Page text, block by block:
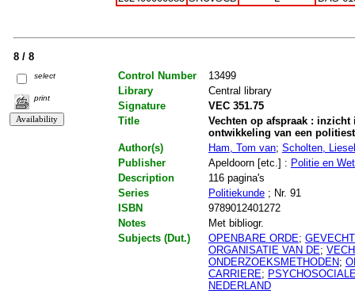
8 / 8
select
print
Control Number
13499
Library
Central library
Signature
VEC 351.75
Title
Vechten op afspraak :
ontwikkeling van een
Author(s)
Ham, Tom van; Scholten,
Publisher
Apeldoorn [etc.] : Politie en
Description
116 pagina's
Series
Politiekunde; Nr. 91
ISBN
9789012401272
Notes
Met bibliogr.
Subjects (Dut.)
OPENBARE ORDE;
ORGANISATIE VAN DE;
ONDERZOEKSMETHODEN;
CARRIERE;
NEDERLAND